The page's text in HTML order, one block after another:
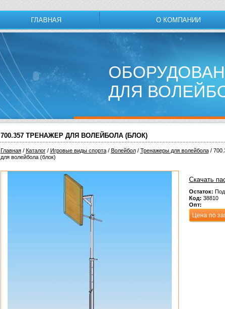
ГЛАВНАЯ О КОМПАНИИ
ДЛЯ
700.357 ТРЕНАЖЕР ДЛЯ ВОЛЕЙБОЛА (БЛОК)
Главная/ Каталог/ Игровые виды спорта/ Волейбол/ Тренажеры для волейбола/
для волейбола (блок)
Скачать
Остаток: Под
Код: 38810
Опт:
Цена по